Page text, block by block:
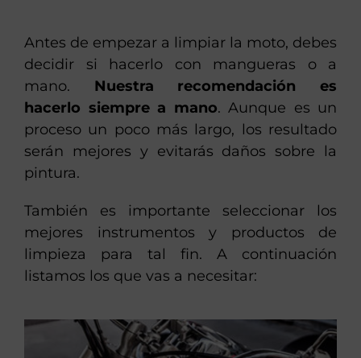
Antes de empezar a limpiar la moto, debes
decidir si hacerlo con mangueras o a
mano. Nuestra recomendación es
hacerlo siempre a mano. Aunque es un
proceso un poco más largo, los resultado
serán mejores y evitarás daños sobre la
pintura.
También es importante seleccionar los
mejores instrumentos y productos de
limpieza para tal fin. A continuación
listamos los que vas a necesitar: